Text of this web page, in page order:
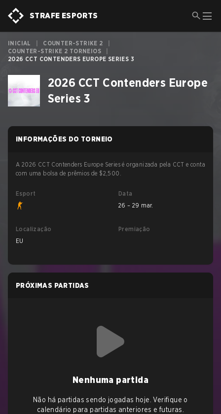
STRAFE ESPORTS
INICIAL COUNTER-STRIKE 2
COUNTER-STRIKE 2 TORNEIOS
2026 CCT CONTENDERS EUROPE SERIES 3
2026 CCT Contenders Europe
Series 3
INFORMAÇÕES DO TORNEIO
A 2026 CCT Contenders Europe Series é organizada pela CCT e conta
com uma bolsa de prêmios de $2,500.
Esport
Data
26 – 29 mar.
Localização
EU
Premiação
PRÓXIMAS PARTIDAS
Nenhuma partida
Não há partidas sendo jogadas hoje. Verifique o
calendário para partidas anteriores e futuras.